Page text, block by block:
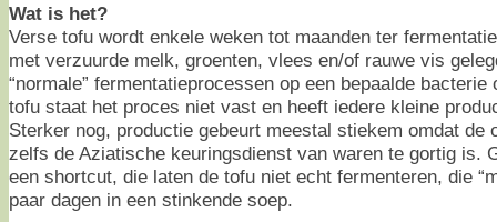
Wat is het?
Verse tofu wordt enkele weken tot maanden ter
met verzuurde melk, groenten, vlees en/of rauwe vis
“normale” fermentatieprocessen op een bepaalde
tofu staat het proces niet vast en heeft iedere kleine
Sterker nog, productie gebeurt meestal stiekem omdat de
zelfs de Aziatische keuringsdienst van waren te gortig is.
een shortcut, die laten de tofu niet echt fermenteren, die
paar dagen in een stinkende soep.